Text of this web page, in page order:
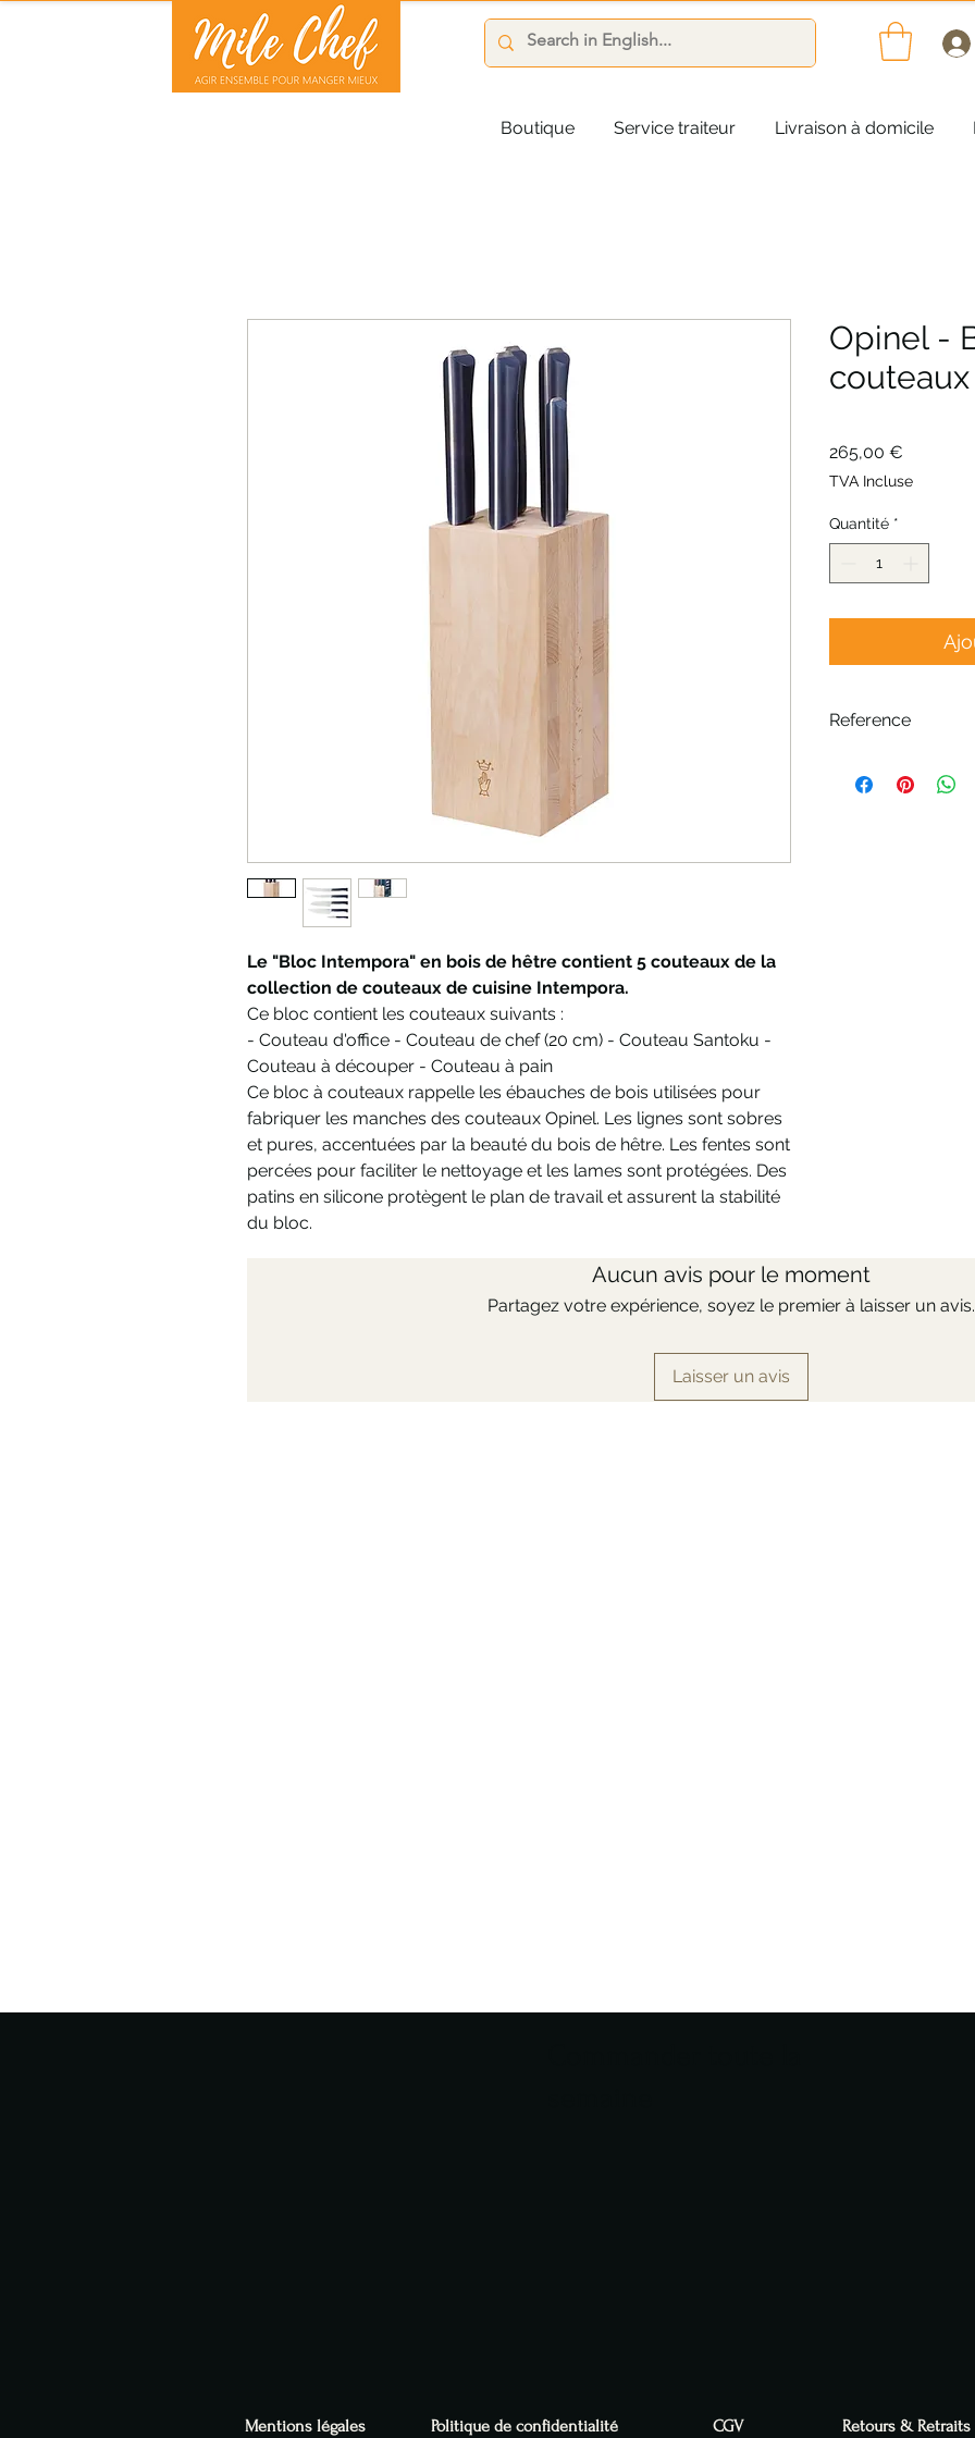
Boutique Service traiteur Livraison à domicile
Le "Bloc Intempora" en bois de hêtre contient 5 couteaux de la
collection de couteaux de cuisine Intempora.
Ce bloc contient les couteaux suivants :
- Couteau d'office - Couteau de chef (20 cm) - Couteau Santoku -
Couteau à découper - Couteau à pain
Ce bloc à couteaux rappelle les ébauches de bois utilisées pour
fabriquer les manches des couteaux Opinel. Les lignes sont sobres
et pures, accentuées par la beauté du bois de hêtre. Les fentes sont
percées pour faciliter le nettoyage et les lames sont protégées. Des
patins en silicone protègent le plan de travail et assurent la stabilité
du bloc.
Opinel -
265,00 €
TVA Incluse
Quantité *
Reference
Aucun avis pour le moment
Partagez votre expérience, soyez le premier à laisser un avis.
Laisser un avis
Mentions légales Politique de confidentialité CGV Retours & Retraits